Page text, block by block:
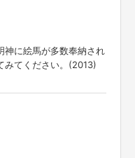
神に絵馬が多数奉納され
みてください。(2013)